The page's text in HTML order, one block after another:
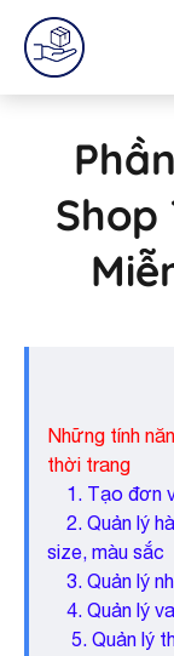
Shop
Những tính
thời trang
1. Tạo đơn
2. Quản lý
size, màu sắc
3. Quản lý
4. Quản lý
5. Quản lý